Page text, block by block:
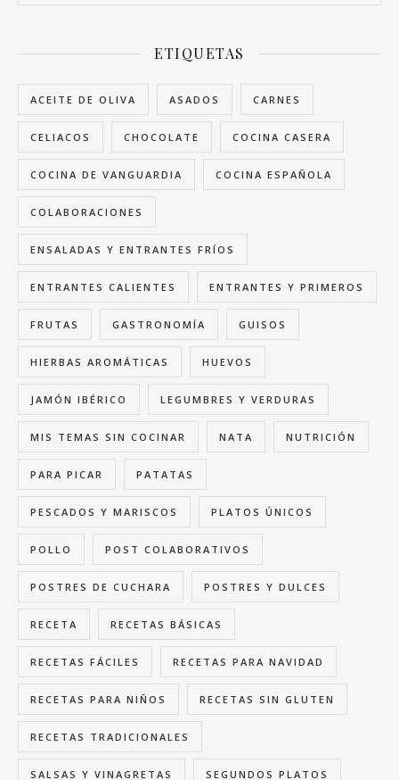
ETIQUETAS
ACEITE DE OLIVA ASADOS CARNES
CELIACOS CHOCOLATE COCINA CASERA
COCINA DE VANGUARDIA COCINA ESPAÑOLA
COLABORACIONES
ENSALADAS Y ENTRANTES FRÍOS
ENTRANTES CALIENTES ENTRANTES Y PRIMEROS
FRUTAS GASTRONOMÍA GUISOS
HIERBAS AROMÁTICAS HUEVOS
JAMÓN IBÉRICO LEGUMBRES Y VERDURAS
MIS TEMAS SIN COCINAR NATA NUTRICIÓN
PARA PICAR PATATAS
PESCADOS Y MARISCOS PLATOS ÚNICOS
POLLO POST COLABORATIVOS
POSTRES DE CUCHARA POSTRES Y DULCES
RECETA RECETAS BÁSICAS
RECETAS FÁCILES RECETAS PARA NAVIDAD
RECETAS PARA NIÑOS RECETAS SIN GLUTEN
RECETAS TRADICIONALES
SALSAS Y VINAGRETAS SEGUNDOS PLATOS